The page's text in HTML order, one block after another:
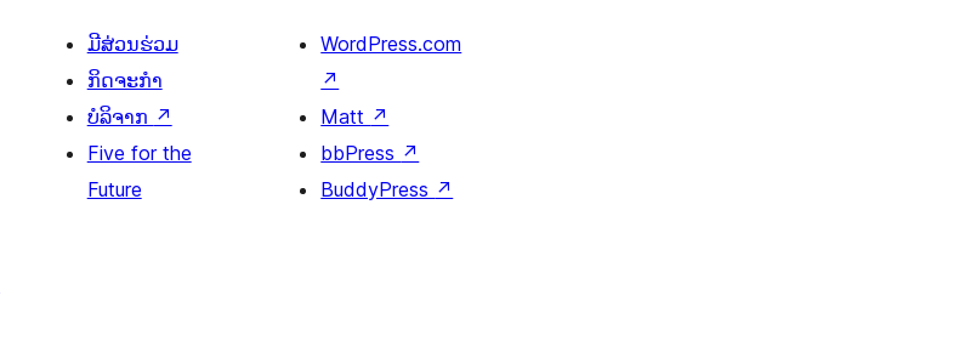
ມີສ່ວນຮ່ວມ
ກິດຈະກຳ
ບໍລິຈາກ ↗
Five for the
Future
WordPress.com
↗
Matt ↗
bbPress ↗
BuddyPress ↗